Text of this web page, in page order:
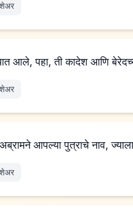
शेअर
आले, पहा, ती कादेश आणि
शेअर
आपल्या पुत्राचे नाव,
शेअर